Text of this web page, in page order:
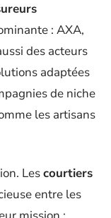
: AXA,
des acteurs
adaptées
de niche
les artisans
Lescourtiers
entre les